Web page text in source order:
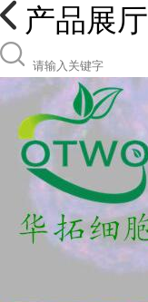
产品展厅